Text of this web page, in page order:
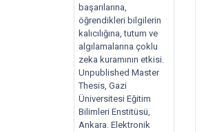
başarılarına,
öğrendikleri bilgilerin
kalıcılığına, tutum ve
algılamalarına çoklu
zeka kuramının etkisi.
Unpublished Master
Thesis, Gazi
Üniversitesi Eğitim
Bilimleri Enstitüsü,
Ankara. Elektronik